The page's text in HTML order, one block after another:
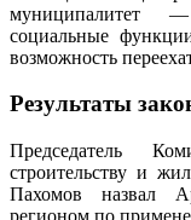
муниципалитет
социальные
возможность
Результаты
Председатель
строительству и
Пахомов назвал